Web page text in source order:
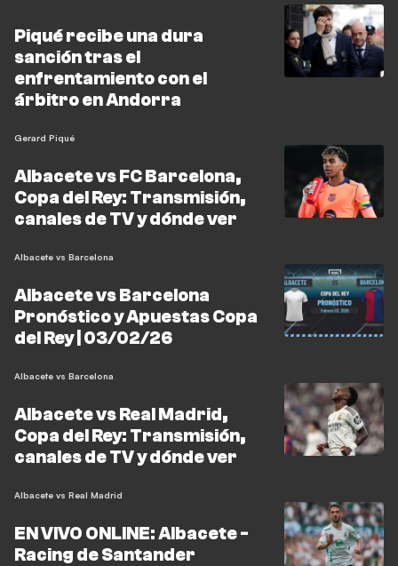
Piqué recibe una dura
sanción tras el
enfrentamiento con el
árbitro en Andorra
Gerard Piqué
Albacete vs FC Barcelona,
Copa del Rey: Transmisión,
canales de TV y dónde ver
Albacete vs Barcelona
Albacete vs Barcelona
Pronóstico y Apuestas Copa
del Rey | 03/02/26
Albacete vs Barcelona
Albacete vs Real Madrid,
Copa del Rey: Transmisión,
canales de TV y dónde ver
Albacete vs Real Madrid
EN VIVO ONLINE: Albacete -
Racing de Santander